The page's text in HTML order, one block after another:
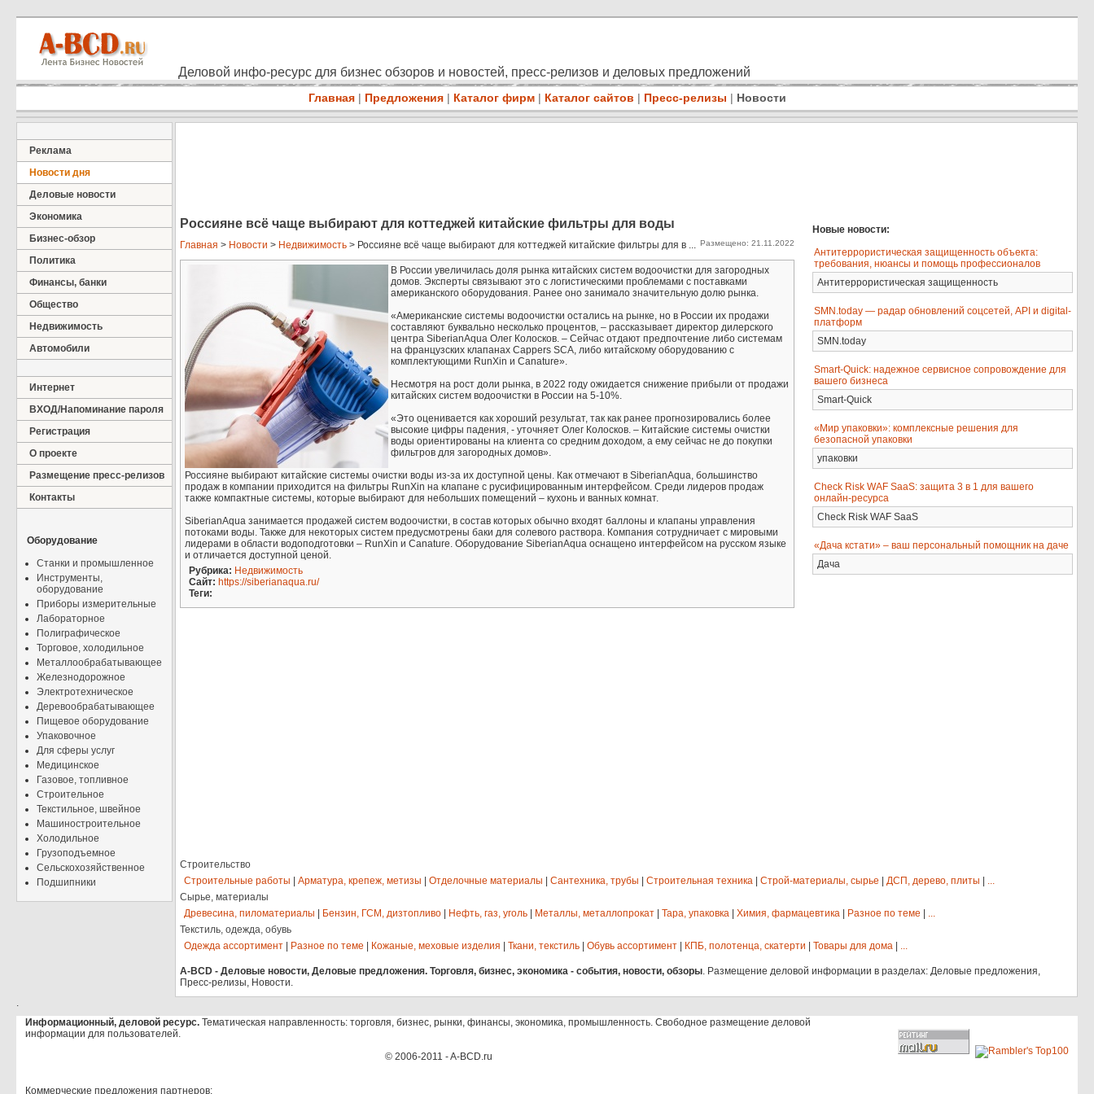
Деловой инфо-ресурс для бизнес обзоров и новостей, пресс-релизов и деловых предложений
Главная | Предложения | Каталог фирм | Каталог сайтов | Пресс-релизы | Новости
Реклама
Новости дня
Деловые новости
Экономика
Бизнес-обзор
Политика
Финансы, банки
Общество
Недвижимость
Автомобили
Интернет
ВХОД/Напоминание пароля
Регистрация
О проекте
Размещение пресс-релизов
Контакты
Оборудование
Станки и промышленное
Инструменты,
оборудование
Приборы измерительные
Лабораторное
Полиграфическое
Торговое, холодильное
Металлообрабатывающее
Железнодорожное
Электротехническое
Деревообрабатывающее
Пищевое оборудование
Упаковочное
Для сферы услуг
Медицинское
Газовое, топливное
Строительное
Текстильное, швейное
Машиностроительное
Холодильное
Грузоподъемное
Сельскохозяйственное
Подшипники
Россияне всё чаще выбирают для коттеджей китайские фильтры для воды
Главная > Новости > Недвижимость > Россияне всё чаще выбирают для коттеджей китайские фильтры для в ... Размещено: 21.11.2022
В России увеличилась доля рынка китайских систем водоочистки для загородных
домов. Эксперты связывают это с логистическими проблемами с поставками
американского оборудования. Ранее оно занимало значительную долю рынка.
«Американские системы водоочистки остались на рынке, но в России их продажи
составляют буквально несколько процентов, – рассказывает директор дилерского
центра SiberianAqua Олег Колосков. – Сейчас отдают предпочтение либо системам
на французских клапанах Cappers SCA, либо китайскому оборудованию с
комплектующими RunXin и Canature».
Несмотря на рост доли рынка, в 2022 году ожидается снижение прибыли от продажи
китайских систем водоочистки в России на 5-10%.
«Это оценивается как хороший результат, так как ранее прогнозировались более
высокие цифры падения, - уточняет Олег Колосков. – Китайские системы очистки
воды ориентированы на клиента со средним доходом, а ему сейчас не до покупки
фильтров для загородных домов».
Россияне выбирают китайские системы очистки воды из-за их доступной цены. Как отмечают в SiberianAqua, большинство
продаж в компании приходится на фильтры RunXin на клапане с русифицированным интерфейсом. Среди лидеров продаж
также компактные системы, которые выбирают для небольших помещений – кухонь и ванных комнат.
SiberianAqua занимается продажей систем водоочистки, в состав которых обычно входят баллоны и клапаны управления
потоками воды. Также для некоторых систем предусмотрены баки для солевого раствора. Компания сотрудничает с мировыми
лидерами в области водоподготовки – RunXin и Canature. Оборудование SiberianAqua оснащено интерфейсом на русском языке
и отличается доступной ценой.
Рубрика: Недвижимость
Сайт: https://siberianaqua.ru/
Теги:
Новые новости:
Антитеррористическая защищенность объекта:
требования, нюансы и помощь профессионалов
Антитеррористическая защищенность
SMN.today — радар обновлений соцсетей, API и digital-
платформ
SMN.today
Smart-Quick: надежное сервисное сопровождение для
вашего бизнеса
Smart-Quick
«Мир упаковки»: комплексные решения для
безопасной упаковки
упаковки
Check Risk WAF SaaS: защита 3 в 1 для вашего
онлайн-ресурса
Check Risk WAF SaaS
«Дача кстати» – ваш персональный помощник на даче
Дача
Строительство
Строительные работы
Арматура, крепеж, метизы Отделочные материалы Сантехника, трубы Строительная техника Строй-материалы, сырье ДСП, дерево, плиты
...
Сырье, материалы
Древесина, пиломатериалы
Бензин, ГСМ, дизтопливо Нефть, газ, уголь Металлы, металлопрокат Тара, упаковка Химия, фармацевтика Разное по теме
...
Текстиль, одежда, обувь
Одежда ассортимент
Разное по теме Кожаные, меховые изделия Ткани, текстиль Обувь ассортимент КПБ, полотенца, скатерти Товары для дома ...
A-BCD - Деловые новости, Деловые предложения. Торговля, бизнес, экономика - события, новости, обзоры. Размещение деловой информации в разделах: Деловые предложения,
Пресс-релизы, Новости.
.
Информационный, деловой ресурс. Тематическая направленность: торговля, бизнес, рынки, финансы, экономика, промышленность. Свободное размещение деловой
информации для пользователей.
© 2006-2011 - A-BCD.ru
Коммерческие предложения партнеров: